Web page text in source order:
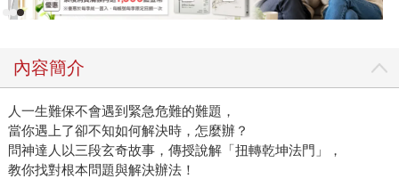
內容簡介
人一生難保不會遇到緊急危難的難題，
當你遇上了卻不知如何解決時，怎麼辦？
問神達人以三段玄奇故事，傳授說解「扭轉乾坤法門」，
教你找對根本問題與解決辦法！